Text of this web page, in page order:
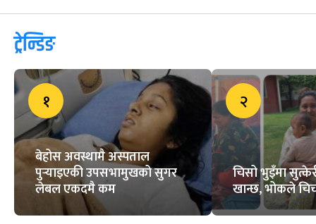
ट्रेन्डिङ
१
बेहोस अवस्थामै अस्पताल
पुर्‍याइएकी उपसभामुखको सुगर
लेबल एकदमै कम
२
चिसो भुइँमा
खान्छ, भोकले